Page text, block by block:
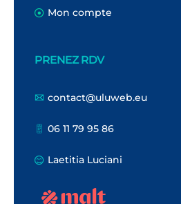
Mon compte
PRENEZ RDV
contact@uluweb.eu
06 11 79 95 86
Laetitia Luciani